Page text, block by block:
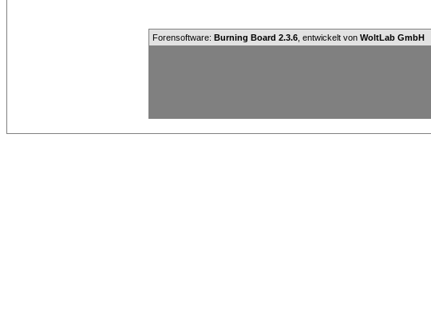
Forensoftware: Burning Board 2.3.6 , entwickelt von WoltLab GmbH